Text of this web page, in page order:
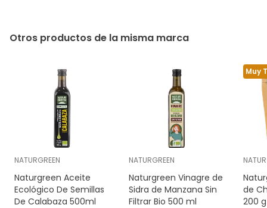
Otros productos de la misma marca
NATURGREEN
Naturgreen Aceite
Ecológico De Semillas
De Calabaza 500ml
NATURGREEN
Naturgreen Vinagre de
Sidra de Manzana Sin
Filtrar Bio 500 ml
Muy
de
200 g